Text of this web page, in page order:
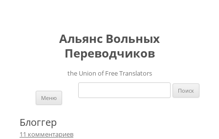
Альянс Вольных
Переводчиков
the Union of Free Translators
Найти:
Меню
Блоггер
11 комментариев